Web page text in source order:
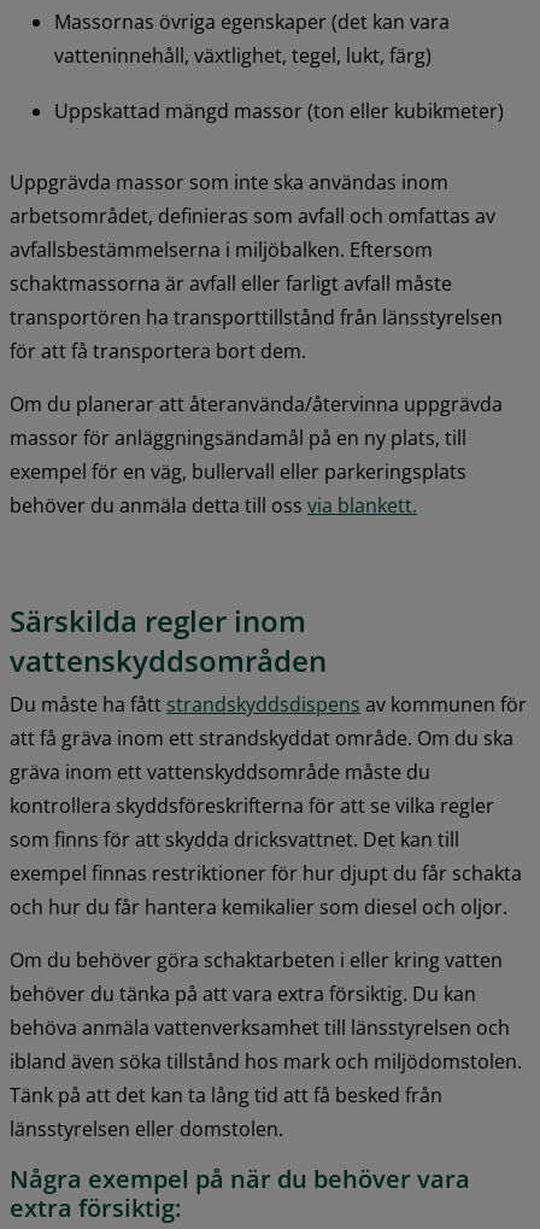
Massornas övriga egenskaper (det kan vara
vatteninnehåll, växtlighet, tegel, lukt, färg)
Uppskattad mängd massor (ton eller kubikmeter)
Uppgrävda massor som inte ska användas inom
arbetsområdet, definieras som avfall och omfattas av
avfallsbestämmelserna i miljöbalken. Eftersom
schaktmassorna är avfall eller farligt avfall måste
transportören ha transporttillstånd från länsstyrelsen
för att få transportera bort dem.
Om du planerar att återanvända/återvinna uppgrävda
massor för anläggningsändamål på en ny plats, till
exempel för en väg, bullervall eller parkeringsplats
behöver du anmäla detta till oss via blankett.
Särskilda regler inom
vattenskyddsområden
Du måste ha fått strandskyddsdispens av kommunen för
att få gräva inom ett strandskyddat område. Om du ska
gräva inom ett vattenskyddsområde måste du
kontrollera skyddsföreskrifterna för att se vilka regler
som finns för att skydda dricksvattnet. Det kan till
exempel finnas restriktioner för hur djupt du får schakta
och hur du får hantera kemikalier som diesel och oljor.
Om du behöver göra schaktarbeten i eller kring vatten
behöver du tänka på att vara extra försiktig. Du kan
behöva anmäla vattenverksamhet till länsstyrelsen och
ibland även söka tillstånd hos mark och miljödomstolen.
Tänk på att det kan ta lång tid att få besked från
länsstyrelsen eller domstolen.
Några exempel på när du behöver vara
extra försiktig: